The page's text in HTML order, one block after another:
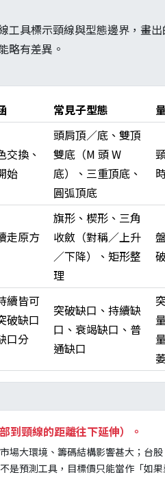
工具標示頸線與型態邊界，畫
略有差異。
常見子型態
交換、
始
頭肩頂／底、雙頂
雙底（M 頭 W
底）、三重頂底、
圓弧頂底
走原方
旗形、楔形、三角
收斂（對稱／上升
／下降）、矩形整
理
續皆可
破缺口
口分
突破缺口、持續缺
口、衰竭缺口、普
通缺口
到頸線的距離往下延伸）。
場大環境、籌碼結構影響甚大；台
是預測工具，目標價只能當作「如